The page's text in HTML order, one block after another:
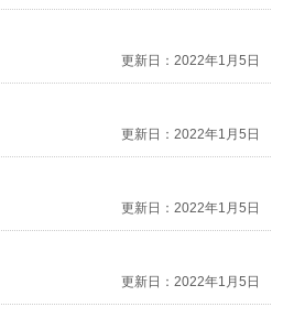
更新日：2022年1月5日
更新日：2022年1月5日
更新日：2022年1月5日
更新日：2022年1月5日